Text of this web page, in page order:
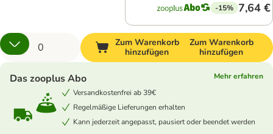
-15% 7,64 €
Zum Warenkorb
hinzufügen
Zum Warenkorb
hinzufügen
Das zooplus Abo
Mehr erfahren
Versandkostenfrei ab 39€
Regelmäßige Lieferungen erhalten
Kann jederzeit angepasst, pausiert oder beendet werden